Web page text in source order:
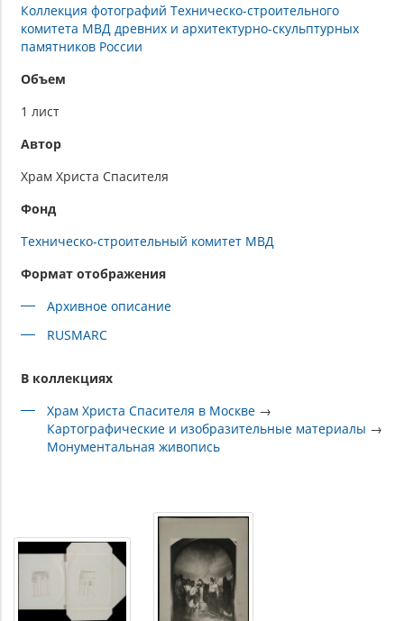
Коллекция фотографий Техническо-строительного
комитета МВД древних и архитектурно-скульптурных
памятников России
Объем
1 лист
Автор
Храм Христа Спасителя
Фонд
Техническо-строительный комитет МВД
Формат отображения
Архивное описание
RUSMARC
В коллекциях
Храм Христа Спасителя в Москве →
Картографические и изобразительные материалы →
Монументальная живопись